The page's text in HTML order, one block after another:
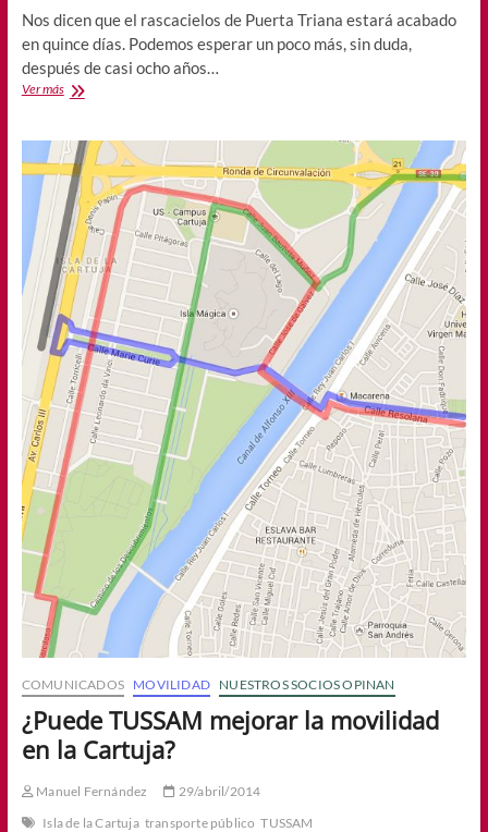
Nos dicen que el rascacielos de Puerta Triana estará acabado
en quince días. Podemos esperar un poco más, sin duda,
después de casi ocho años…
Ver másLa
Puerta
Triana
COMUNICADOS MOVILIDAD NUESTROS SOCIOS OPINAN
¿Puede TUSSAM mejorar la movilidad
en la Cartuja?
Manuel Fernández
29/abril/2014
Isla de la Cartuja transporte público TUSSAM